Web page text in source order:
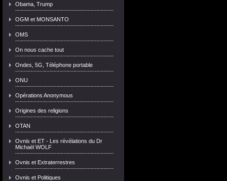
Obama, Trump
OGM et MONSANTO
OMS
On nous cache tout
Ondes, 5G, Téléphone portable
ONU
Opérations Anonymous
Origines des religions
OTAN
Ovnis et ET - Les révélations du Dr
Michaël WOLF
Ovnis et Extraterrestres
Ovnis et Politiques